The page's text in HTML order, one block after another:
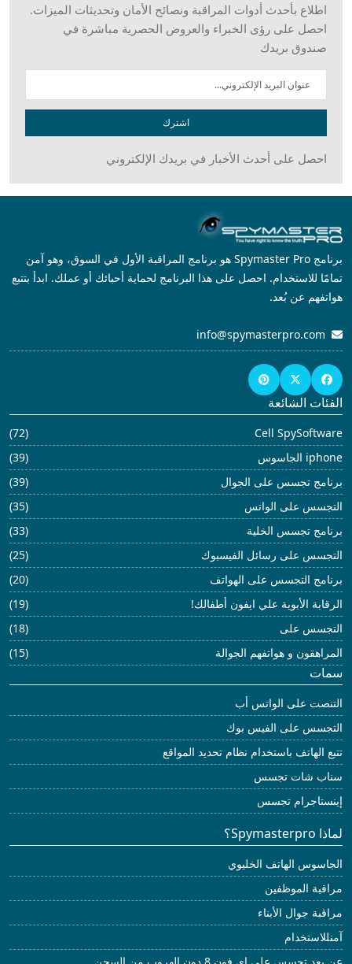
اطلاع بأحدث أدوات المراقبة ونصائح الأمان وتحديثات الميزات.
احصل على رؤى الخبراء والعروض الحصرية مباشرة في
صندوق بريدك
اشترك
احصل على أحدث الأخبار في بريدك الإلكتروني
برنامج Spymaster Pro هو برنامج المراقبة الأول في السوق، وهو آمن
تمامًا للاستخدام. احصل على هذا البرنامج لحماية أحبائك أو عملك. ابدأ بتتبع
هواتفهم عن بُعد.
info@spymasterpro.com
الفئات الشائعة
Cell SpySoftware
(72)
iphone الجاسوس
(39)
برنامج تجسس على الجوال
(39)
التجسس على الواتس
(35)
برنامج تجسس الخلية
(33)
التجسس على رسائل الفيسبوك
(25)
برنامج التجسس على الهواتف
(20)
الرقابة الأبوية علي ايفون أطفالك!
(19)
التجسس على
(18)
المراهقون و هواتفهم الجوالة
(15)
سمات
التنصت على الواتس أب
التجسس على الفيس بوك
تتبع الهاتف باستخدام نظام تحديد المواقع
سناب شات تجسس
إينستاجرام تجسس
لماذا Spymasterpro؟
الجاسوس الهاتف الخليوي
مراقبة الموظفين
مراقبة جوال الأبناء
آمنللاستخدام